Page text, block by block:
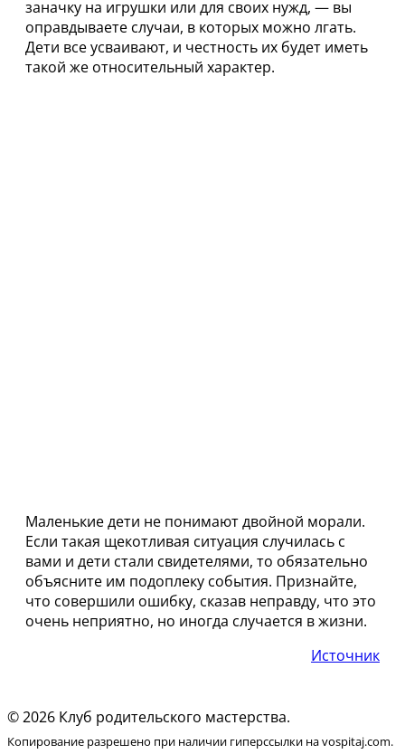
заначку на игрушки или для своих нужд, — вы
оправдываете случаи, в которых можно лгать.
Дети все усваивают, и честность их будет иметь
такой же относительный характер.
Маленькие дети не понимают двойной морали.
Если такая щекотливая ситуация случилась с
вами и дети стали свидетелями, то обязательно
объясните им подоплеку события. Признайте,
что совершили ошибку, сказав неправду, что это
очень неприятно, но иногда случается в жизни.
Источник
© 2026 Клуб родительского мастерства.
Копирование разрешено при наличии гиперссылки на vospitaj.com.